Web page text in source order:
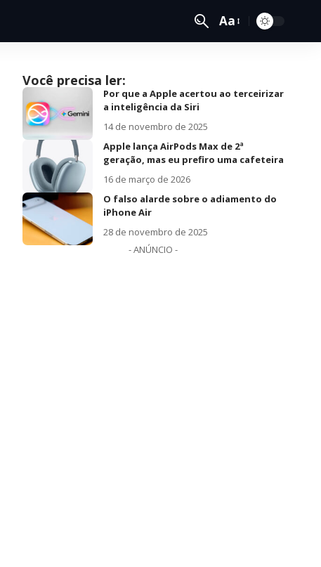
Aa
Você precisa ler:
Por que a Apple acertou ao terceirizar
a inteligência da Siri
14 de novembro de 2025
Apple lança AirPods Max de 2ª
geração, mas eu prefiro uma cafeteira
16 de março de 2026
O falso alarde sobre o adiamento do
iPhone Air
28 de novembro de 2025
- ANÚNCIO -